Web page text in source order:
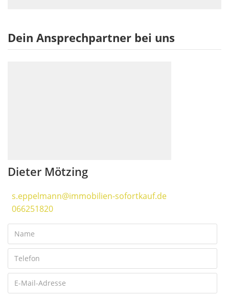
Dein Ansprechpartner bei uns
Dieter Mötzing
s.eppelmann@immobilien-sofortkauf.de
066251820